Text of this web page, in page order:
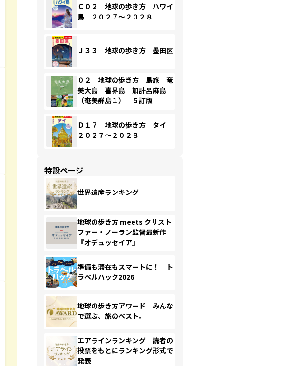
Ｃ０２ 地球の歩き方 ハワイ
島 ２０２７～２０２８
Ｊ３３ 地球の歩き方 墨田区
０２ 地球の歩き方 島旅 奄
美大島 喜界島 加計呂麻島
（奄美群島１） ５訂版
Ｄ１７ 地球の歩き方 タイ
２０２７～２０２８
特設ページ
世界遺産ランキング
地球の歩き方 meets クリスト
ファー・ノーラン監督最新作
『オデュッセイア』
準備も滞在もスマートに！ ト
ラベルハック2026
地球の歩き方アワード みんな
で選ぶ、旅のベスト。
エアラインランキング 読者の
投票をもとにランキング形式で
発表